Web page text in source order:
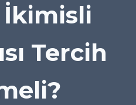
İkimisli
Tercih